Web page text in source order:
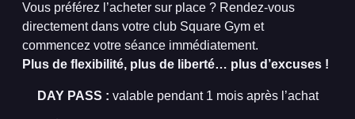
Vous préférez l’acheter sur place ? Rendez-vous
directement dans votre club Square Gym et
commencez votre séance immédiatement.
Plus de flexibilité, plus de liberté… plus d’excuses !
DAY PASS : valable pendant 1 mois après l’achat